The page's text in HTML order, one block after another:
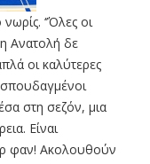
‘’Όλες οι
η Ανατολή δε
οι καλύτερες
σπουδαγμένοι
στη σεζόν, μια
Είναι
φαν! Ακολουθούν